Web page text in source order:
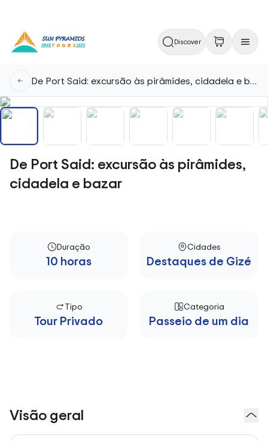
Discover
De Port Said: excursão às pirâmides, cidadela e bazar
De Port Said: excursão às pirâmides,
cidadela e bazar
Duração
10 horas
Cidades
Destaques de Gizé
Tipo
Tour Privado
Categoria
Passeio de um dia
Visão geral